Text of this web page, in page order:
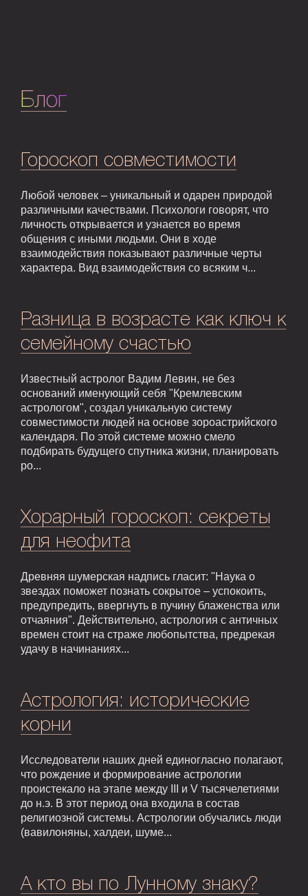
Блог
Гороскоп совместимости
Любой человек – уникальный и одарен природой
различными качествами. Психологи говорят, что
личность открывается и узнается во время
общения с иными людьми. Они в ходе
взаимодействия показывают различные черты
характера. Вид взаимодействия со всяким ч...
Разница в возрасте как ключ к
семейному счастью
Известный астролог Вадим Левин, не без
оснований именующий себя "Кремлевским
астрологом", создал уникальную систему
совместимости людей на основе зороастрийского
календаря. По этой системе можно смело
подбирать будущего спутника жизни, планировать
ро...
Хорарный гороскоп: секреты
для неофита
Древняя шумерская надпись гласит: "Наука о
звездах поможет познать сокрытое – успокоить,
предупредить, ввергнуть в пучину блаженства или
отчаяния". Действительно, астрология с античных
времен стоит на страже любопытства, предрекая
удачу в начинаниях...
Астрология: исторические
корни
Исследователи наших дней единогласно полагают,
что рождение и формирование астрологии
проистекало на этапе между III и V тысячелетиями
до н.э. В этот период она входила в состав
религиозной системы. Астрологии обучались люди
(вавилоняны, халдеи, шуме...
А кто вы по Лунному знаку?